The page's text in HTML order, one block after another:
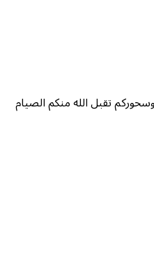
تقبل الله منكم الصيام